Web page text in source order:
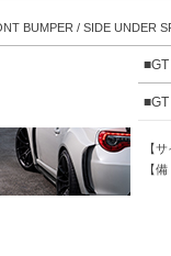
BUMPER / SIDE UNDER
【
【